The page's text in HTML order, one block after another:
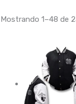
Mostrando 1–48 de